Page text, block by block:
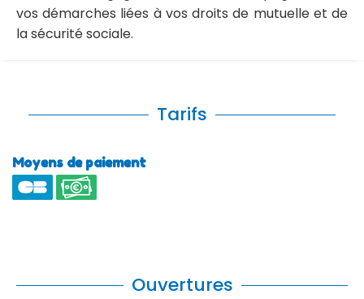
vos démarches liées à vos droits de mutuelle et de
la sécurité sociale.
Tarifs
Moyens de paiement
Ouvertures